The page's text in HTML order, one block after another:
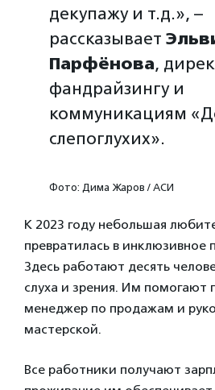
декупажу и т.д.», –
рассказывает
Парфёнова,
фандрайзингу и
коммуникациям
слепоглухих».
Фото: Дима Жаров / АСИ
К 2023 году небольшая
превратилась в инклюзивное
Здесь работают десять
слуха и зрения. Им помогают
менеджер по продажам и
мастерской.
Все работники получают